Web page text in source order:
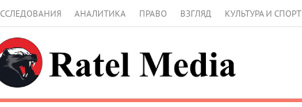
АНАЛИТИКА ПРАВО ВЗГЛЯД КУЛЬТУРА И СПОРТ